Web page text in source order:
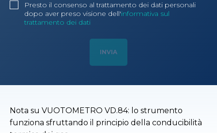
Presto il consenso al trattamento dei dati personali
dopo aver preso visione dell'informativa sul
trattamento dei dati
Nota su VUOTOMETRO VD.84: lo strumento
funziona sfruttando il principio della conducibilità